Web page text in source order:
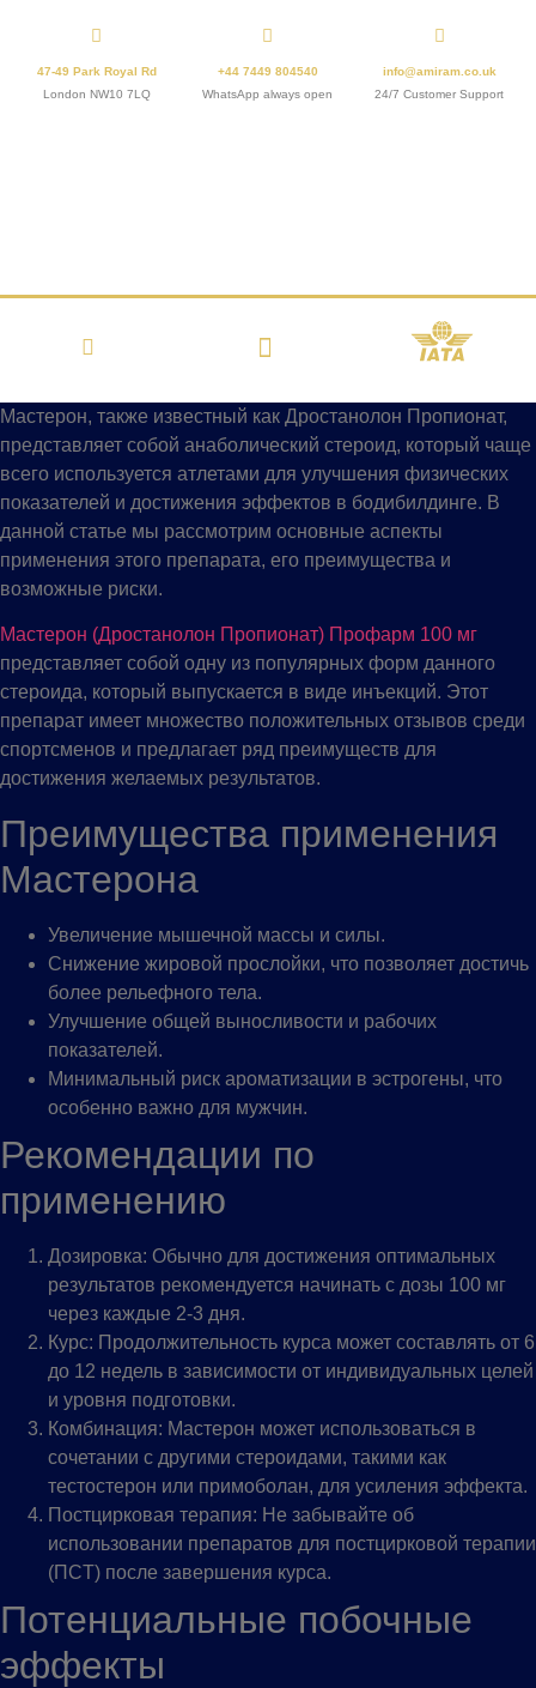
47-49 Park Royal Rd
London NW10 7LQ
+44 7449 804540
WhatsApp always open
info@amiram.co.uk
24/7 Customer Support
Мастерон, также известный как Дростанолон Пропионат,
представляет собой анаболический стероид, который чаще
всего используется атлетами для улучшения физических
показателей и достижения эффектов в бодибилдинге. В
данной статье мы рассмотрим основные аспекты
применения этого препарата, его преимущества и
возможные риски.
Мастерон (Дростанолон Пропионат) Профарм 100 мг
представляет собой одну из популярных форм данного
стероида, который выпускается в виде инъекций. Этот
препарат имеет множество положительных отзывов среди
спортсменов и предлагает ряд преимуществ для
достижения желаемых результатов.
Преимущества применения
Мастерона
Увеличение мышечной массы и силы.
Снижение жировой прослойки, что позволяет достичь
более рельефного тела.
Улучшение общей выносливости и рабочих
показателей.
Минимальный риск ароматизации в эстрогены, что
особенно важно для мужчин.
Рекомендации по
применению
Дозировка: Обычно для достижения оптимальных
результатов рекомендуется начинать с дозы 100 мг
через каждые 2-3 дня.
Курс: Продолжительность курса может составлять от 6
до 12 недель в зависимости от индивидуальных целей
и уровня подготовки.
Комбинация: Мастерон может использоваться в
сочетании с другими стероидами, такими как
тестостерон или примоболан, для усиления эффекта.
Постцирковая терапия: Не забывайте об
использовании препаратов для постцирковой терапии
(ПCT) после завершения курса.
Потенциальные побочные
эффекты